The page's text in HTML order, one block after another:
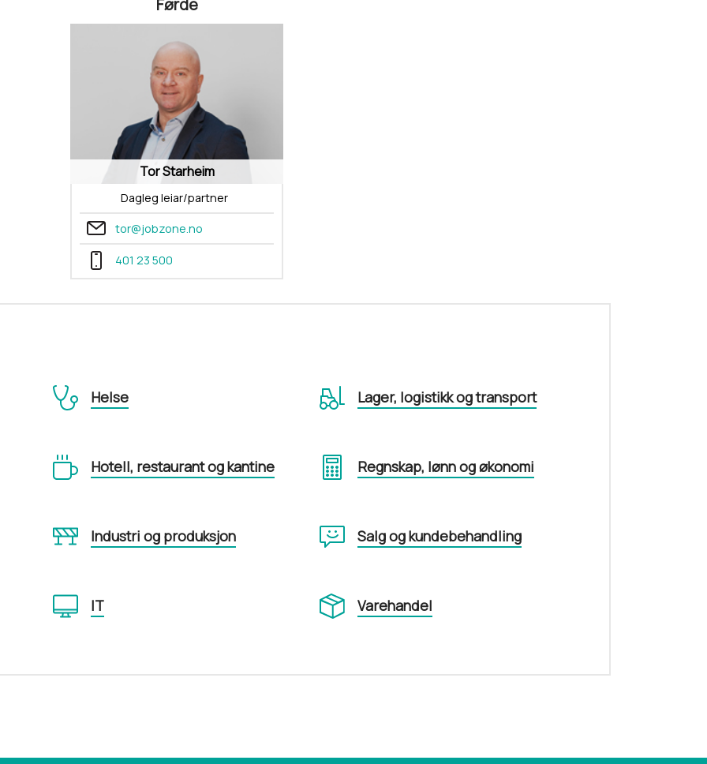
Førde
Tor Starheim
Dagleg leiar/partner
tor@jobzone.no
401 23 500
Helse Lager, logistikk og transport
Hotell, restaurant og kantine Regnskap, lønn og økonomi
Industri og produksjon Salg og kundebehandling
IT Varehandel